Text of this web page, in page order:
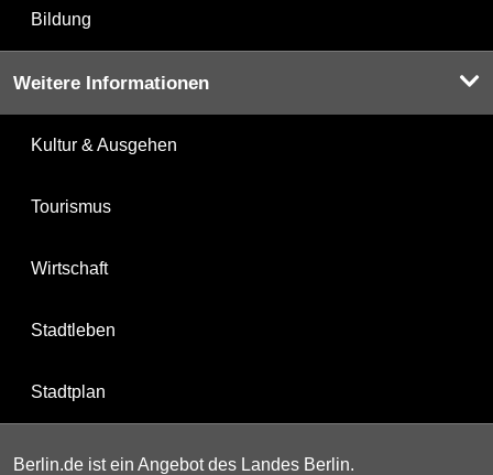
Bildung
Weitere Informationen
Kultur & Ausgehen
Tourismus
Wirtschaft
Stadtleben
Stadtplan
Berlin.de ist ein Angebot des Landes Berlin.